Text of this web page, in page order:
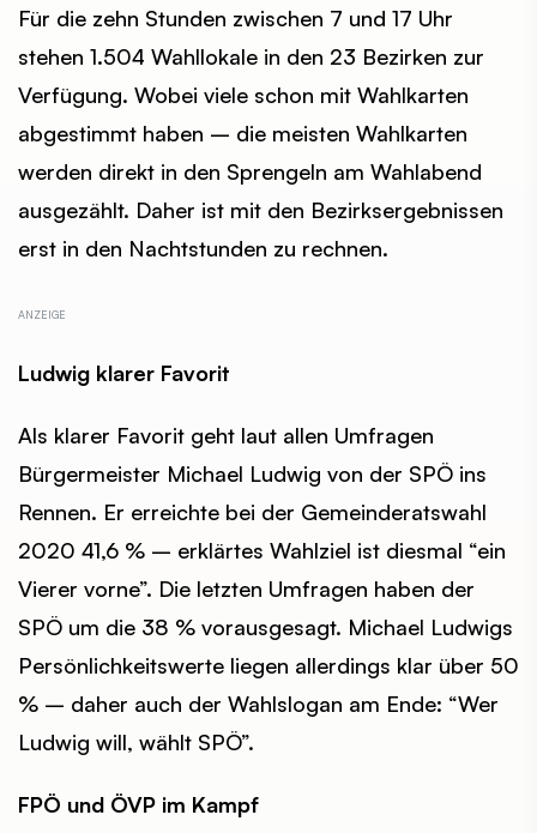
Für die zehn Stunden zwischen 7 und 17 Uhr
stehen 1.504 Wahllokale in den 23 Bezirken zur
Verfügung. Wobei viele schon mit Wahlkarten
abgestimmt haben – die meisten Wahlkarten
werden direkt in den Sprengeln am Wahlabend
ausgezählt. Daher ist mit den Bezirksergebnissen
erst in den Nachtstunden zu rechnen.
Ludwig klarer Favorit
Als klarer Favorit geht laut allen Umfragen
Bürgermeister Michael Ludwig von der SPÖ ins
Rennen. Er erreichte bei der Gemeinderatswahl
2020 41,6 % – erklärtes Wahlziel ist diesmal “ein
Vierer vorne”. Die letzten Umfragen haben der
SPÖ um die 38 % vorausgesagt. Michael Ludwigs
Persönlichkeitswerte liegen allerdings klar über 50
% – daher auch der Wahlslogan am Ende: “Wer
Ludwig will, wählt SPÖ”.
FPÖ und ÖVP im Kampf